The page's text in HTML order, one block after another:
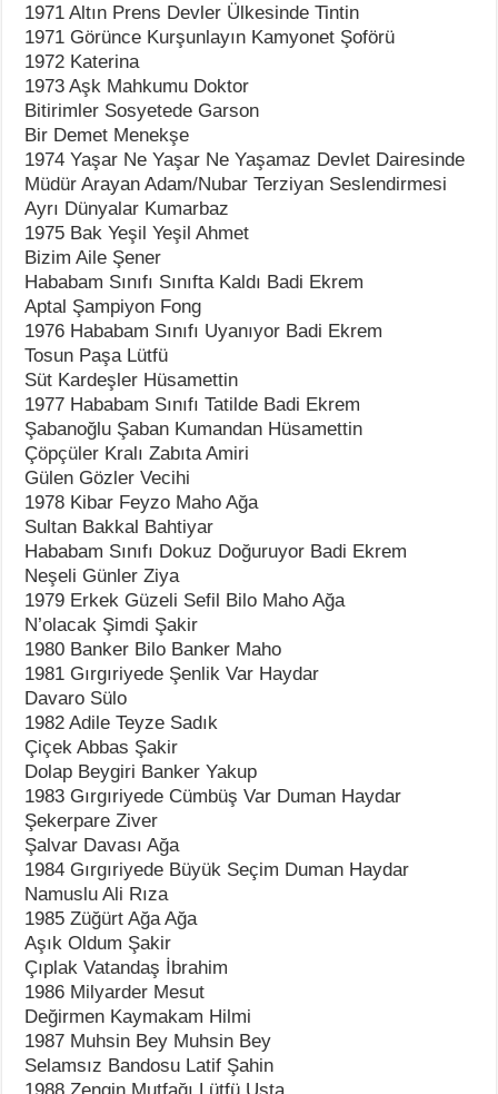
1971 Altın Prens Devler Ülkesinde Tintin
1971 Görünce Kurşunlayın Kamyonet Şoförü
1972 Katerina
1973 Aşk Mahkumu Doktor
Bitirimler Sosyetede Garson
Bir Demet Menekşe
1974 Yaşar Ne Yaşar Ne Yaşamaz Devlet Dairesinde
Müdür Arayan Adam/Nubar Terziyan Seslendirmesi
Ayrı Dünyalar Kumarbaz
1975 Bak Yeşil Yeşil Ahmet
Bizim Aile Şener
Hababam Sınıfı Sınıfta Kaldı Badi Ekrem
Aptal Şampiyon Fong
1976 Hababam Sınıfı Uyanıyor Badi Ekrem
Tosun Paşa Lütfü
Süt Kardeşler Hüsamettin
1977 Hababam Sınıfı Tatilde Badi Ekrem
Şabanoğlu Şaban Kumandan Hüsamettin
Çöpçüler Kralı Zabıta Amiri
Gülen Gözler Vecihi
1978 Kibar Feyzo Maho Ağa
Sultan Bakkal Bahtiyar
Hababam Sınıfı Dokuz Doğuruyor Badi Ekrem
Neşeli Günler Ziya
1979 Erkek Güzeli Sefil Bilo Maho Ağa
N’olacak Şimdi Şakir
1980 Banker Bilo Banker Maho
1981 Gırgıriyede Şenlik Var Haydar
Davaro Sülo
1982 Adile Teyze Sadık
Çiçek Abbas Şakir
Dolap Beygiri Banker Yakup
1983 Gırgıriyede Cümbüş Var Duman Haydar
Şekerpare Ziver
Şalvar Davası Ağa
1984 Gırgıriyede Büyük Seçim Duman Haydar
Namuslu Ali Rıza
1985 Züğürt Ağa Ağa
Aşık Oldum Şakir
Çıplak Vatandaş İbrahim
1986 Milyarder Mesut
Değirmen Kaymakam Hilmi
1987 Muhsin Bey Muhsin Bey
Selamsız Bandosu Latif Şahin